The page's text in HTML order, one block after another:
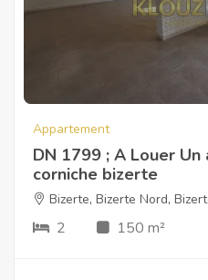
Appartement
DN 1799 ; A Louer
corniche bizerte
Bizerte, Bizerte Nord,
2 150 m²